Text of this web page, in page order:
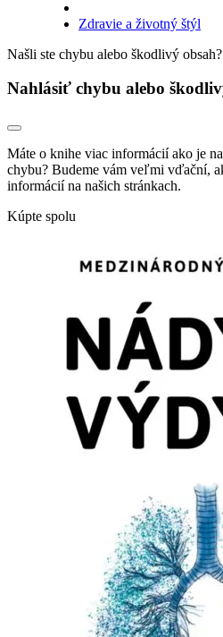
Zdravie a životný štýl
Našli ste chybu alebo škodlivý obsah?
Nahlásiť chybu alebo
Máte o knihe viac informácií ako je
chybu? Budeme vám veľmi vďační,
informácií na našich stránkach.
Kúpte spolu